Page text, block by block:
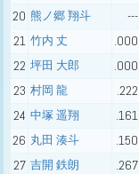
20 熊ノ郷 翔斗 ---
21 竹内 丈 .000
22 坪田 大郎 .000
23 村岡 龍 .222
24 中塚 遥翔 .161
26 丸田 湊斗 .150
27 吉開 鉄朗 .267